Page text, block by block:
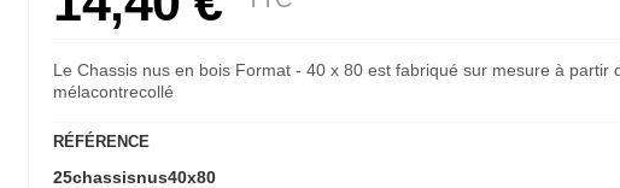
Le Chassis nus en bois Format - 40 x 80 est fabriqué sur mesure à partir
mélacontrecollé
RÉFÉRENCE
25chassisnus40x80